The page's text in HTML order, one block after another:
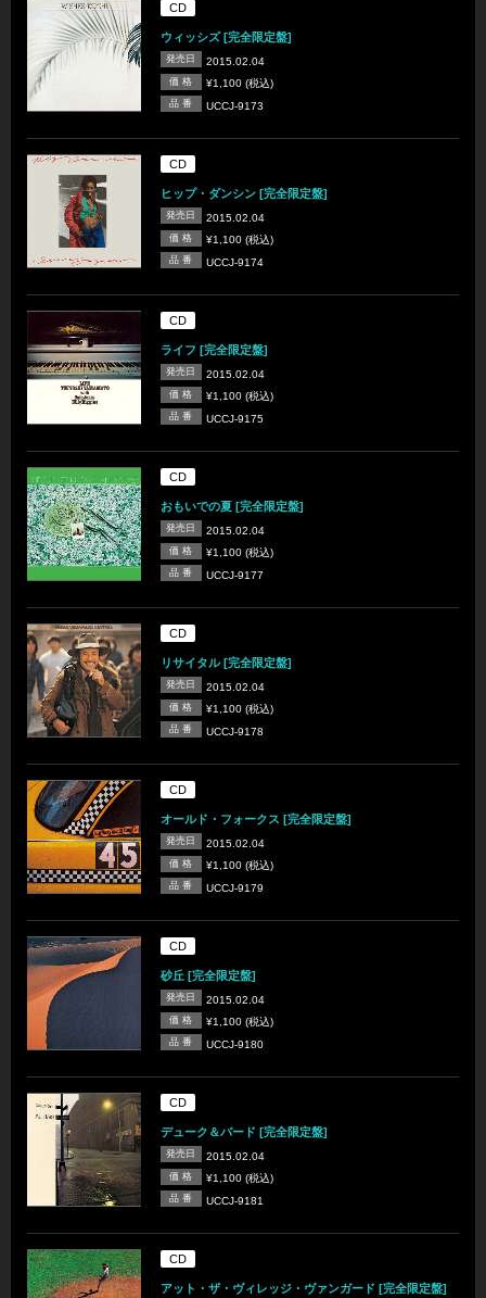
CD
ウィッシズ [完全限定盤]
発売日 2015.02.04
価 格 ¥1,100 (税込)
品 番 UCCJ-9173
CD
ヒップ・ダンシン [完全限定盤]
発売日 2015.02.04
価 格 ¥1,100 (税込)
品 番 UCCJ-9174
CD
ライフ [完全限定盤]
発売日 2015.02.04
価 格 ¥1,100 (税込)
品 番 UCCJ-9175
CD
おもいでの夏 [完全限定盤]
発売日 2015.02.04
価 格 ¥1,100 (税込)
品 番 UCCJ-9177
CD
リサイタル [完全限定盤]
発売日 2015.02.04
価 格 ¥1,100 (税込)
品 番 UCCJ-9178
CD
オールド・フォークス [完全限定盤]
発売日 2015.02.04
価 格 ¥1,100 (税込)
品 番 UCCJ-9179
CD
砂丘 [完全限定盤]
発売日 2015.02.04
価 格 ¥1,100 (税込)
品 番 UCCJ-9180
CD
デューク＆バード [完全限定盤]
発売日 2015.02.04
価 格 ¥1,100 (税込)
品 番 UCCJ-9181
CD
アット・ザ・ヴィレッジ・ヴァンガード [完全限定盤]